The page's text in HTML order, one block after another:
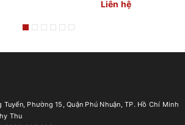
Liên hệ
Phường 15, Quận Phú Nhuận, TP. Hồ Chí Minh
Thu